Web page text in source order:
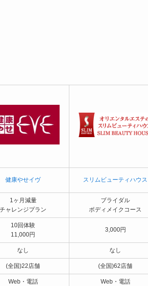
健康やせイヴ スリムビューティハウス
1ヶ月減量
チャレンジプラン
ブライダル
ボディメイクコース
10回体験
11,000円
3,000円
なし なし
(全国)22店舗 (全国)62店舗
Web・電話 Web・電話